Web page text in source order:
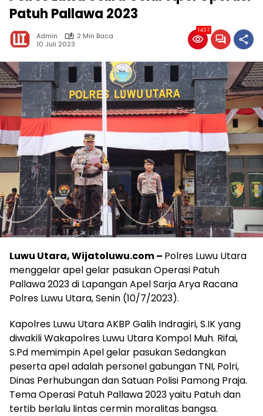
Patuh Pallawa 2023
Admin
2 Min Baca
10 Juli 2023
1437
Luwu Utara, Wijatoluwu.com – Polres Luwu Utara
menggelar apel gelar pasukan Operasi Patuh
Pallawa 2023 di Lapangan Apel Sarja Arya Racana
Polres Luwu Utara, Senin (10/7/2023).
Kapolres Luwu Utara AKBP Galih Indragiri, S.IK yang
diwakili Wakapolres Luwu Utara Kompol Muh. Rifai,
S.Pd memimpin Apel gelar pasukan Sedangkan
peserta apel adalah personel gabungan TNI, Polri,
Dinas Perhubungan dan Satuan Polisi Pamong Praja.
Tema Operasi Patuh Pallawa 2023 yaitu Patuh dan
tertib berlalu lintas cermin moralitas bangsa.